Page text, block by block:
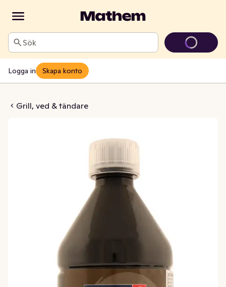
Sök
Logga in Skapa konto
Grill, ved & tändare